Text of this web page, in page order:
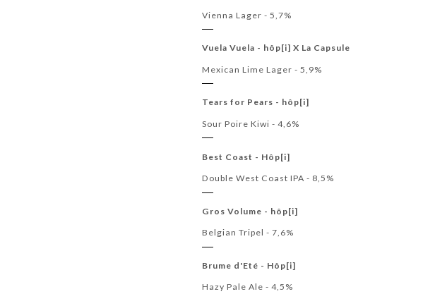
Vienna Lager - 5,7%
Vuela Vuela - hôp[i] X La Capsule
Mexican Lime Lager - 5,9%
Tears for Pears - hôp[i]
Sour Poire Kiwi - 4,6%
Best Coast - Hôp[i]
Double West Coast IPA - 8,5%
Gros Volume - hôp[i]
Belgian Tripel - 7,6%
Brume d'Eté - Hôp[i]
Hazy Pale Ale - 4,5%